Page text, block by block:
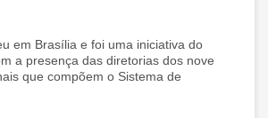
em Brasília e foi uma iniciativa do
a presença das diretorias dos nove
que compõem o Sistema de